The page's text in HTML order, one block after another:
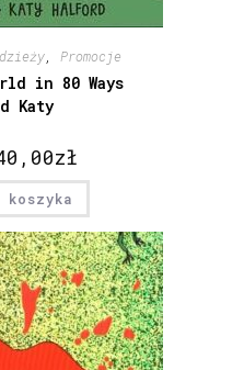
Promocje
in 80 Ways
Katy
zł
koszyka